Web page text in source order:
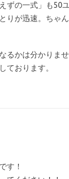
ずの一式」も50
りが迅速。ちゃ
るかは分かりま
ております。
す！